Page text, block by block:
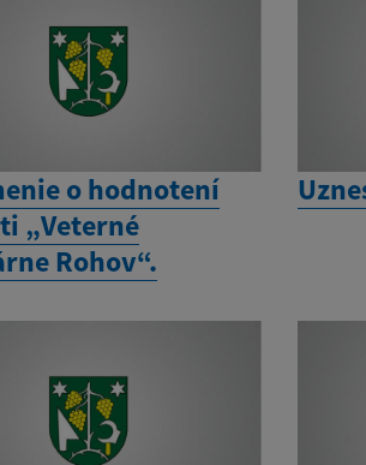
o hodnotení
„Veterné
Rohov“.